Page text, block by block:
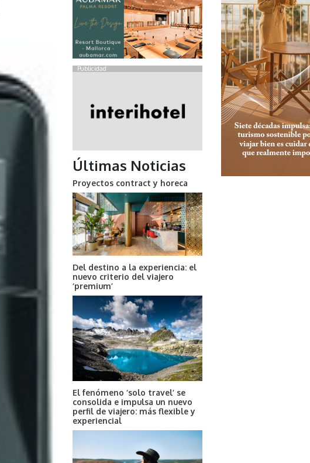
Publicidad
Últimas Noticias
Proyectos contract y horeca
Del destino a la experiencia: el
nuevo criterio del viajero
‘premium’
El fenómeno ‘solo travel’ se
consolida e impulsa un nuevo
perfil de viajero: más flexible y
experiencial